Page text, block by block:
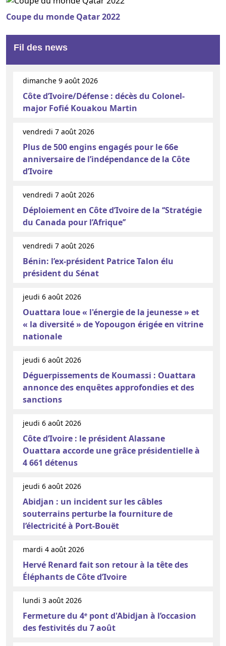
Coupe du monde Qatar 2022
Fil des news
dimanche 9 août 2026
Côte d’Ivoire/Défense : décès du Colonel-
major Fofié Kouakou Martin
vendredi 7 août 2026
Plus de 500 engins engagés pour le 66e
anniversaire de l’indépendance de la Côte
d’Ivoire
vendredi 7 août 2026
Déploiement en Côte d’Ivoire de la ‘‘Stratégie
du Canada pour l’Afrique’’
vendredi 7 août 2026
Bénin: l’ex-président Patrice Talon élu
président du Sénat
jeudi 6 août 2026
Ouattara loue « l'énergie de la jeunesse » et
« la diversité » de Yopougon érigée en vitrine
nationale
jeudi 6 août 2026
Déguerpissements de Koumassi : Ouattara
annonce des enquêtes approfondies et des
sanctions
jeudi 6 août 2026
Côte d’Ivoire : le président Alassane
Ouattara accorde une grâce présidentielle à
4 661 détenus
jeudi 6 août 2026
Abidjan : un incident sur les câbles
souterrains perturbe la fourniture de
l’électricité à Port-Bouët
mardi 4 août 2026
Hervé Renard fait son retour à la tête des
Éléphants de Côte d’Ivoire
lundi 3 août 2026
Fermeture du 4ᵉ pont d'Abidjan à l’occasion
des festivités du 7 août